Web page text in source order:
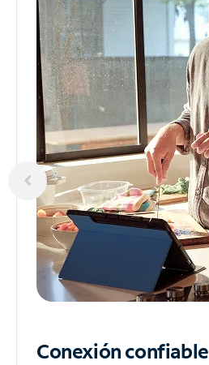
Conexión confiable